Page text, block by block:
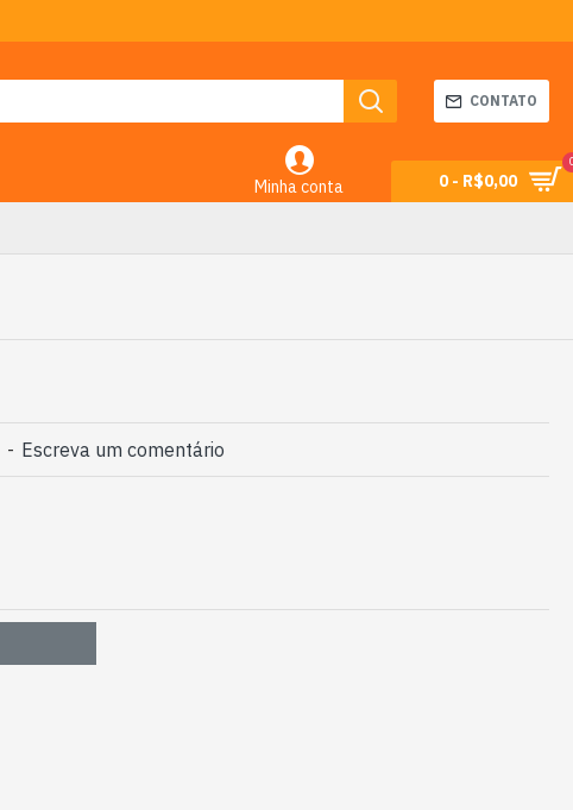
CONTATO
Minha conta 0 - R$0,00
- Escreva um comentário